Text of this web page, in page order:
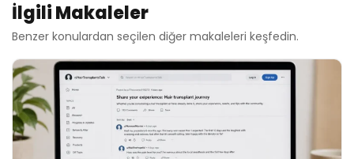
İlgili Makaleler
Benzer konulardan seçilen diğer makaleleri keşfedin.